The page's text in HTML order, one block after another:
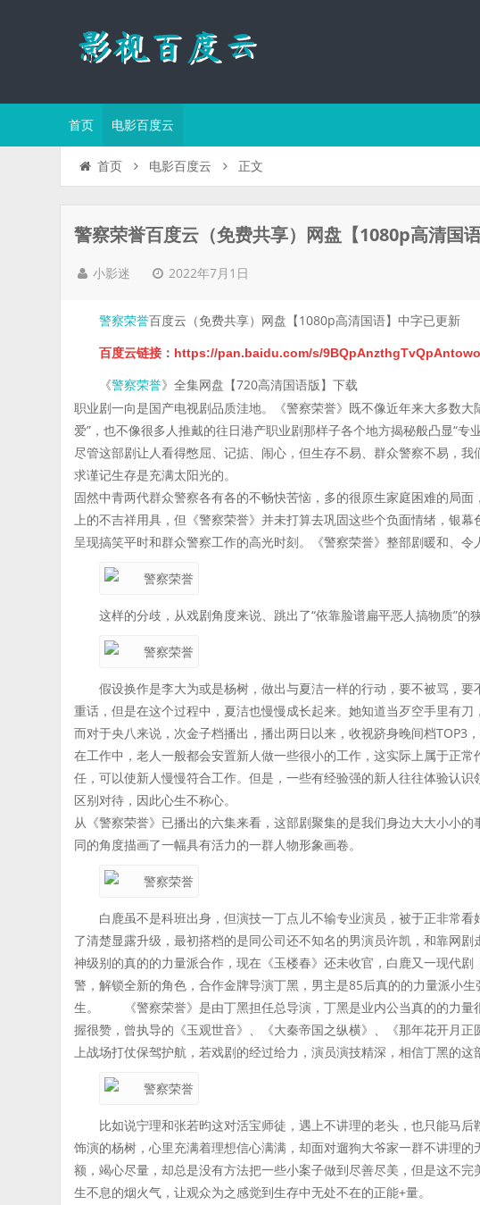
首页 电影百度云
首页 电影百度云 正文
警察荣誉百度云（免费共享）网盘【1080p高清国
小影迷 2022年7月1日
警察荣誉百度云（免费共享）网盘【1080p高清国语】中字已更新
百度云链接 ： https://pan.baidu.com/s/
《警察荣誉》全集网盘【720高清国语版】下载
职业剧一向是国产电视剧品质洼地。《警察荣誉》既不像近年来大多数大
爱”，也不像很多人推戴的往日港产职业剧那样子各个地方揭秘般凸显“专业
尽管这部剧让人看得憋屈、记掂、闹心，但生存不易、群众警察不易，
求谨记生存是充满太阳光的。
固然中青两代群众警察各有各的不畅快苦恼，多的很原生家庭困难的局
上的不吉祥用具，但《警察荣誉》并未打算去巩固这些个负面情绪，银
呈现搞笑平时和群众警察工作的高光时刻。《警察荣誉》整部剧暖和、令
这样的分歧，从戏剧角度来说、跳出了“依靠脸谱扁平恶人搞物质”的
假设换作是李大为或是杨树，做出与夏洁一样的行动，要不被骂，
重话，但是在这个过程中，夏洁也慢慢成长起来。她知道当歹空手里有刀
而对于央八来说，次金子档播出，播出两日以来，收视跻身晚间档TOP3
在工作中，老人一般都会安置新人做一些很小的工作，这实际上属于正
任，可以使新人慢慢符合工作。但是，一些有经验强的新人往往体验认
区别对待，因此心生不称心。
从《警察荣誉》已播出的六集来看，这部剧聚集的是我们身边大大小小
同的角度描画了一幅具有活力的一群人物形象画卷。
白鹿虽不是科班出身，但演技一丁点儿不输专业演员，被于正非常
了清楚显露升级，最初搭档的是同公司还不知名的男演员许凯，和靠网
神级别的真的的力量派合作，现在《玉楼春》还未收官，白鹿又一现代
警，解锁全新的角色，合作金牌导演丁黑，男主是85后真的的力量派小
生。 《警察荣誉》是由丁黑担任总导演，丁黑是业内公当真的的力量
握很赞，曾执导的《玉观世音》、《大秦帝国之纵横》、《那年花开月
上战场打仗保驾护航，若戏剧的经过给力，演员演技精深，相信丁黑的这
比如说宁理和张若昀这对活宝师徒，遇上不讲理的老头，也只能马
饰演的杨树，心里充满着理想信心满满，却面对遛狗大爷家一群不讲理
额，竭心尽量，却总是没有方法把一些小案子做到尽善尽美，但是这不
生不息的烟火气，让观众为之感觉到生存中无处不在的正能+量。